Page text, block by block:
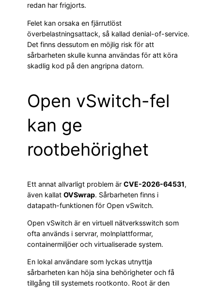
redan har frigjorts.
Felet kan orsaka en fjärrutlöst
överbelastningsattack, så kallad denial-of-service.
Det finns dessutom en möjlig risk för att
sårbarheten skulle kunna användas för att köra
skadlig kod på den angripna datorn.
Open vSwitch-fel
kan ge
rootbehörighet
Ett annat allvarligt problem är CVE-2026-64531,
även kallat OVSwrap. Sårbarheten finns i
datapath-funktionen för Open vSwitch.
Open vSwitch är en virtuell nätverksswitch som
ofta används i servrar, molnplattformar,
containermiljöer och virtualiserade system.
En lokal användare som lyckas utnyttja
sårbarheten kan höja sina behörigheter och få
tillgång till systemets rootkonto. Root är den